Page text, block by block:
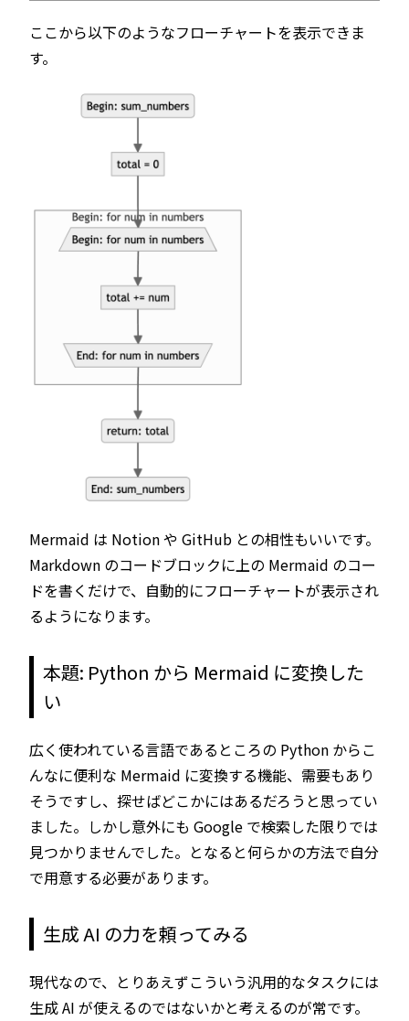
ここから以下のようなフローチャートを表示できま
す。
Mermaid は Notion や GitHub との相性もいいです。
Markdown のコードブロックに上の Mermaid のコー
ドを書くだけで、自動的にフローチャートが表示され
るようになります。
本題: Python から Mermaid に変換した
い
広く使われている言語であるところの Python からこ
んなに便利な Mermaid に変換する機能、需要もあり
そうですし、探せばどこかにはあるだろうと思ってい
ました。しかし意外にも Google で検索した限りでは
見つかりませんでした。となると何らかの方法で自分
で用意する必要があります。
生成 AI の力を頼ってみる
現代なので、とりあえずこういう汎用的なタスクには
生成 AI が使えるのではないかと考えるのが常です。